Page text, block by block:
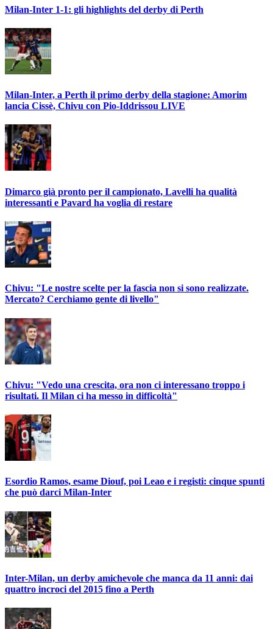
Milan-Inter 1-1: gli highlights del derby di Perth
Milan-Inter, a Perth il primo derby della stagione: Amorim
lancia Cissè, Chivu con Pio-Iddrissou LIVE
Dimarco già pronto per il campionato, Lavelli ha qualità
interessanti e Pavard ha voglia di restare
Chivu: "Le nostre scelte per la fascia non si sono realizzate.
Mercato? Cerchiamo gente di livello"
Chivu: "Vedo una crescita, ora non ci interessano troppo i
risultati. Il Milan ci ha messo in difficoltà"
Esordio Ramos, esame Diouf, poi Leao e i registi: cinque spunti
che può darci Milan-Inter
Inter-Milan, un derby amichevole che manca da 11 anni: dai
quattro incroci del 2015 fino a Perth